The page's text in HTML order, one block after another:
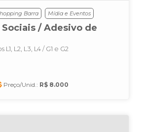
Barra Mídia e Eventos
/ Adesivo de
L1, L2, L3, L4 / G1 e G2
Preço/Unid.: R$ 8.000